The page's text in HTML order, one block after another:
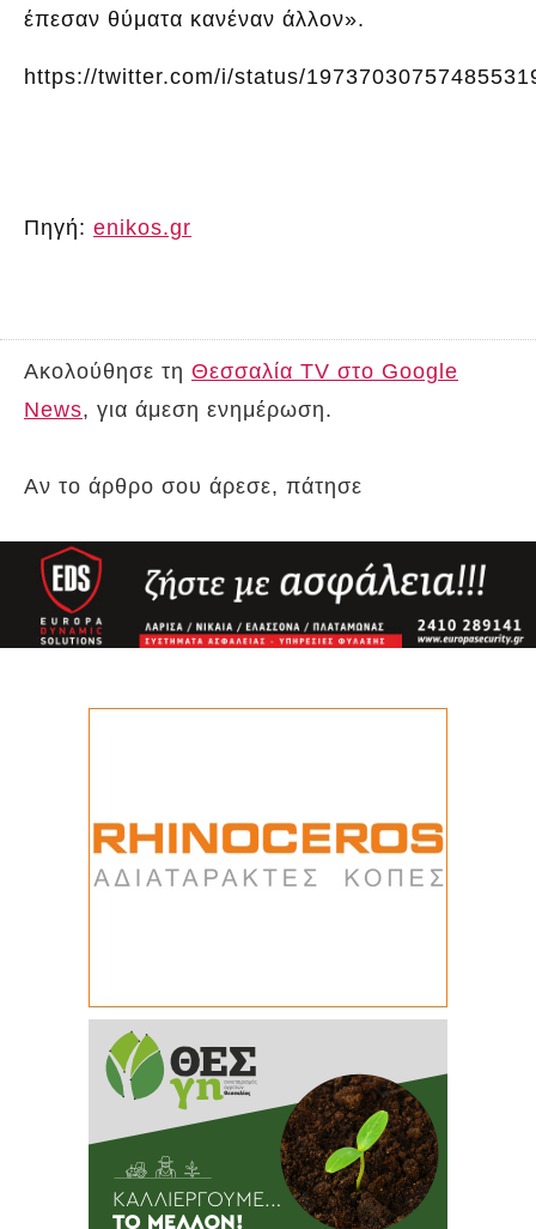
έπεσαν θύματα κανέναν άλλον».
https://twitter.com/i/status/
Πηγή: enikos.gr
Ακολούθησε τη Θεσσαλία TV στο Google
News, για άμεση ενημέρωση.
Αν το άρθρο σου άρεσε, πάτησε